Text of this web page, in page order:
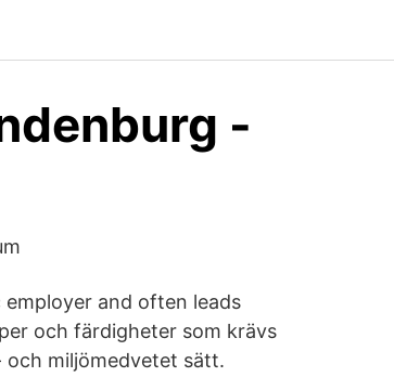
-
and often leads
och färdigheter som krävs
miljömedvetet sätt.